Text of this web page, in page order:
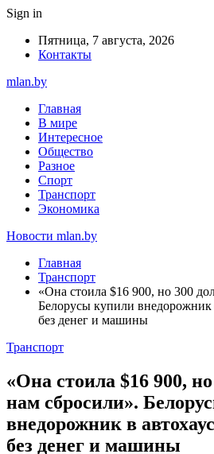
Sign in
Пятница, 7 августа, 2026
Контакты
mlan.by
Главная
В мире
Интересное
Общество
Разное
Спорт
Транспорт
Экономика
Новости mlan.by
Главная
Транспорт
«Она стоила $16 900, но 300
Белорусы купили внедорожник
без денег и машины
Транспорт
«Она стоила $16 900,
нам сбросили».
внедорожник в
без денег и машины